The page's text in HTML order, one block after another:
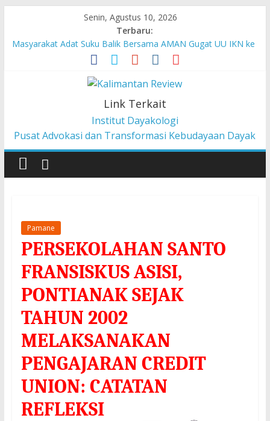
Senin, Agustus 10, 2026
Terbaru:
Masyarakat Adat Suku Balik Bersama AMAN Gugat UU IKN ke
Mahkamah Konstitusi
Ruang Hidup Dayak Iban
Pembangunan Berbasis Budaya Masyarakat Adat: Pelajaran
dari CU à la Gerakan Pemberdayaan Pancur Kasih
Liawandira: Menenun Masa Depan Dayak Iban dari Lauk
Rugun, Ketemenggungan Jalai Lintang
Sekilas Tentang Struktur Lembaga Adat Dayak Kanayatn di
Binua Kaca’
Link Terkait
Institut Dayakologi
Pusat Advokasi dan Transformasi Kebudayaan Dayak
Pamane
PERSEKOLAHAN SANTO
FRANSISKUS ASISI,
PONTIANAK SEJAK
TAHUN 2002
MELAKSANAKAN
PENGAJARAN CREDIT
UNION: CATATAN
REFLEKSI